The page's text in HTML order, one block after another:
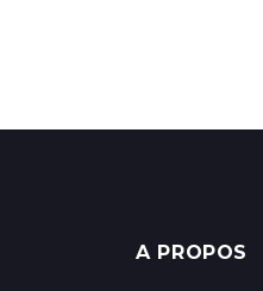
A PROPOS